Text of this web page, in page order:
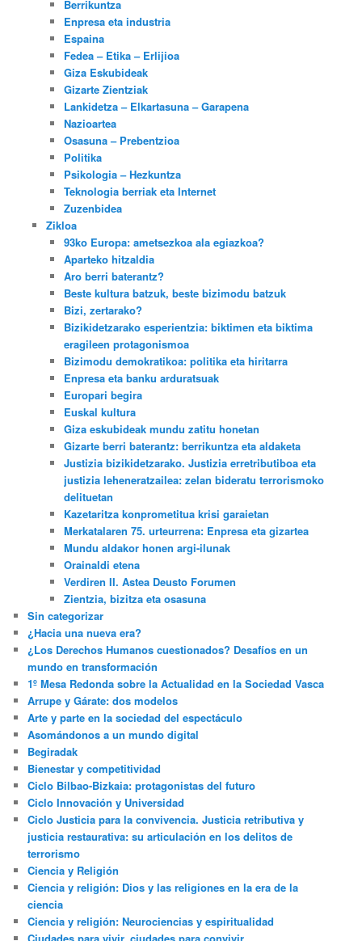
Berrikuntza
Enpresa eta industria
Espaina
Fedea – Etika – Erlijioa
Giza Eskubideak
Gizarte Zientziak
Lankidetza – Elkartasuna – Garapena
Nazioartea
Osasuna – Prebentzioa
Politika
Psikologia – Hezkuntza
Teknologia berriak eta Internet
Zuzenbidea
Zikloa
93ko Europa: ametsezkoa ala egiazkoa?
Aparteko hitzaldia
Aro berri baterantz?
Beste kultura batzuk, beste bizimodu batzuk
Bizi, zertarako?
Bizikidetzarako esperientzia: biktimen eta biktima
eragileen protagonismoa
Bizimodu demokratikoa: politika eta hiritarra
Enpresa eta banku arduratsuak
Europari begira
Euskal kultura
Giza eskubideak mundu zatitu honetan
Gizarte berri baterantz: berrikuntza eta aldaketa
Justizia bizikidetzarako. Justizia erretributiboa eta
justizia leheneratzailea: zelan bideratu terrorismoko
delituetan
Kazetaritza konprometitua krisi garaietan
Merkatalaren 75. urteurrena: Enpresa eta gizartea
Mundu aldakor honen argi-ilunak
Orainaldi etena
Verdiren II. Astea Deusto Forumen
Zientzia, bizitza eta osasuna
Sin categorizar
¿Hacia una nueva era?
¿Los Derechos Humanos cuestionados? Desafíos en un
mundo en transformación
1º Mesa Redonda sobre la Actualidad en la Sociedad Vasca
Arrupe y Gárate: dos modelos
Arte y parte en la sociedad del espectáculo
Asomándonos a un mundo digital
Begiradak
Bienestar y competitividad
Ciclo Bilbao-Bizkaia: protagonistas del futuro
Ciclo Innovación y Universidad
Ciclo Justicia para la convivencia. Justicia retributiva y
justicia restaurativa: su articulación en los delitos de
terrorismo
Ciencia y Religión
Ciencia y religión: Dios y las religiones en la era de la
ciencia
Ciencia y religión: Neurociencias y espiritualidad
Ciudades para vivir, ciudades para convivir